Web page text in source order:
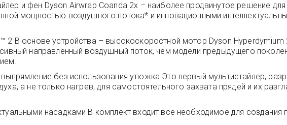
и фен Dyson Airwrap Coanda 2x – наиболее продвинутое решение
мощностью воздушного потока* и инновационными
2 В основе устройства – высокоскоростной мотор Dyson
направленный воздушный поток, чем модели предыдущего
без использования утюжка Это первый мультистайлер,
а не только нагрев, для самостоятельного захвата прядей и их
насадками В комплект входит все необходимое для создания